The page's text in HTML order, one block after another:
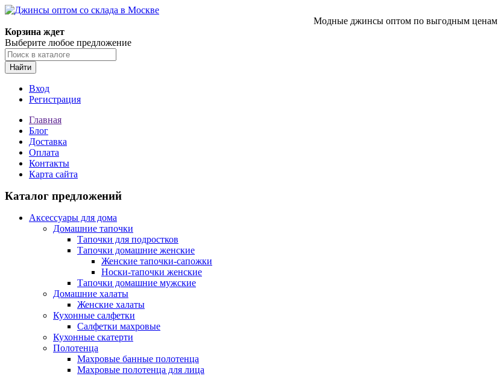
Модные джинсы оптом по выгодным ценам
Корзина ждет
Выберите любое предложение
Найти
Вход
Регистрация
Главная
Блог
Доставка
Оплата
Контакты
Карта сайта
Каталог предложений
Аксессуары для дома
Домашние тапочки
Тапочки для подростков
Тапочки домашние женские
Женские тапочки-сапожки
Носки-тапочки женские
Тапочки домашние мужские
Домашние халаты
Женские халаты
Кухонные салфетки
Салфетки махровые
Кухонные скатерти
Полотенца
Махровые банные полотенца
Махровые полотенца для лица